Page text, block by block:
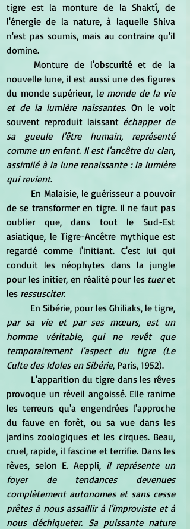
tigre est la monture de la Shaktî, de
l'énergie de la nature, à laquelle Shiva
n'est pas soumis, mais au contraire qu'il
domine.
nouvelle lune, il est aussi une des figures
du monde supérieur, le monde de la vie
et de la lumière naissantes. On le voit
souvent reproduit laissant échapper de
sa gueule l'être humain, représenté
comme un enfant. Il est l'ancêtre du clan,
assimilé à la lune renaissante : la lumière
qui revient.
de se transformer en tigre. Il ne faut pas
oublier que, dans tout le Sud-Est
asiatique, le Tigre-Ancêtre mythique est
regardé comme l'initiant. C'est lui qui
conduit les néophytes dans la jungle
pour les initier, en réalité pour les tuer et
les ressusciter.
	En Sibérie, pour les Ghiliaks, le tigre,
par sa vie et par ses mœurs, est un
homme véritable, qui ne revêt que
temporairement l'aspect du tigre (Le
Culte des Idoles en Sibérie, Paris, 1952).
provoque un réveil angoissé. Elle ranime
les terreurs qu'a engendrées l'approche
du fauve en forêt, ou sa vue dans les
jardins zoologiques et les cirques. Beau,
cruel, rapide, il fascine et terrifie. Dans les
rêves, selon E. Aeppli, il représente un
foyer de tendances devenues
complètement autonomes et sans cesse
prêtes à nous assaillir à l'improviste et à
nous déchiqueter. Sa puissante nature